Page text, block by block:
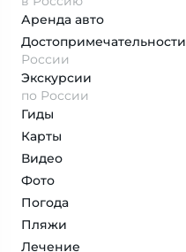
Аренда авто
Достопримеча­тельности
России
Экскурсии
по России
Гиды
Карты
Видео
Фото
Погода
Пляжи
Лечение